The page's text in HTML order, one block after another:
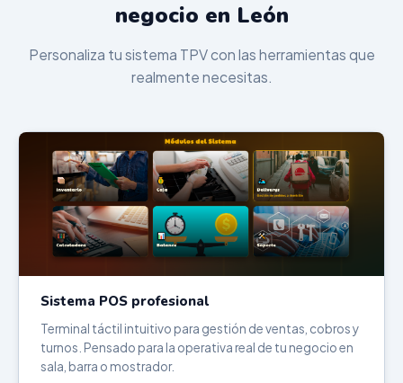
negocio en León
Personaliza tu sistema TPV con las herramientas que
realmente necesitas.
Sistema POS profesional
Terminal táctil intuitivo para gestión de ventas, cobros y
turnos. Pensado para la operativa real de tu negocio en
sala, barra o mostrador.